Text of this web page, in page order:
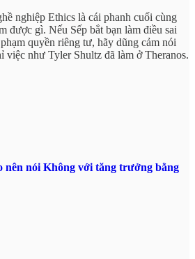
nghiệp Ethics là cái phanh cuối cùng
được gì. Nếu Sếp bắt bạn làm điều sai
quyền riêng tư, hãy dũng cảm nói
như Tyler Shultz đã làm ở Theranos.
nên nói Không với tăng trưởng bằng